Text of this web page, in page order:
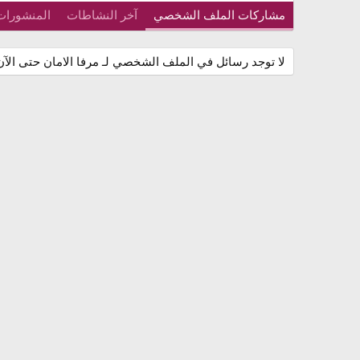
مشاركات الملف الشخصي آخر النشاطات
لا توجد رسائل في الملف الشخصي لـ مرفا الامان حتى